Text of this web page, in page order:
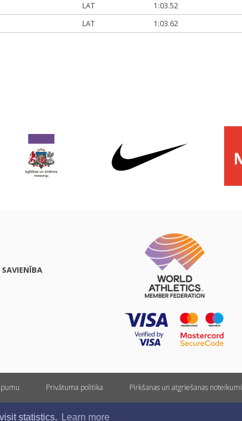
statistics. Learn more
LAT 1:03.52
LAT 1:03.62
SAVIENĪBA
Privātuma politika Pirkšanas un atgriešanas noteikumi
rezervētas. Pārpublicēšanas gadījumā saite uz athletics.lv ir obligāta.